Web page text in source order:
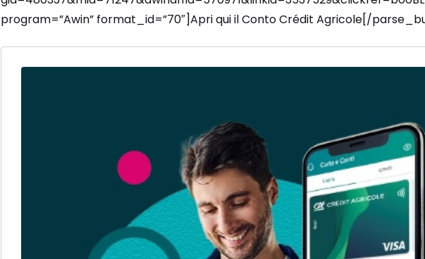
program=”Awin” format_id=”70″]Apri qui il Conto Crédit Agricole[/